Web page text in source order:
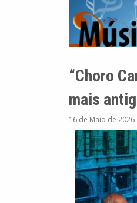
“Choro
mais
16 de Maio de 2026